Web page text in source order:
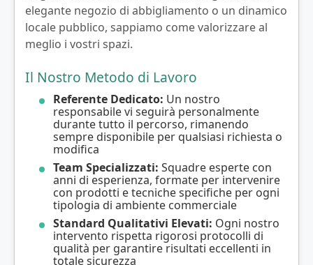
elegante negozio di abbigliamento o un dinamico
locale pubblico, sappiamo come valorizzare al
meglio i vostri spazi.
Il Nostro Metodo di Lavoro
Referente Dedicato: Un nostro
responsabile vi seguirà personalmente
durante tutto il percorso, rimanendo
sempre disponibile per qualsiasi richiesta o
modifica
Team Specializzati: Squadre esperte con
anni di esperienza, formate per intervenire
con prodotti e tecniche specifiche per ogni
tipologia di ambiente commerciale
Standard Qualitativi Elevati: Ogni nostro
intervento rispetta rigorosi protocolli di
qualità per garantire risultati eccellenti in
totale sicurezza